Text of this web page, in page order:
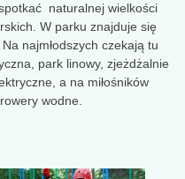
naturalnej wielkości
W parku znajduje się
najmłodszych czekają tu
park linowy, zjeżdżalnie
a na miłośników
wodne.